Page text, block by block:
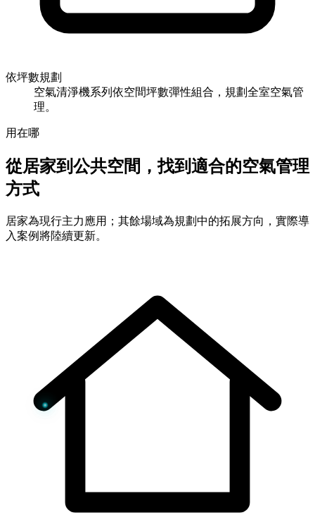
依坪數規劃
空氣清淨機系列依空間坪數彈性組合，規劃全室空氣管
理。
用在哪
從居家到公共空間，找到適合的空氣管理
方式
居家為現行主力應用；其餘場域為規劃中的拓展方向，實際導
入案例將陸續更新。